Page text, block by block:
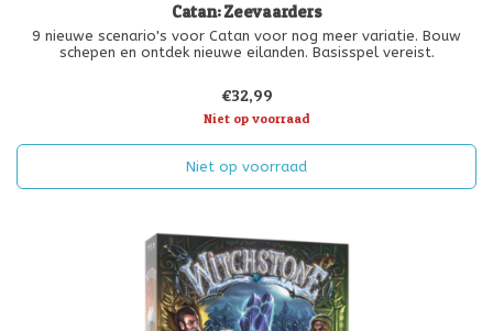
Catan: Zeevaarders
9 nieuwe scenario's voor Catan voor nog meer variatie. Bouw
schepen en ontdek nieuwe eilanden. Basisspel vereist.
€32,99
Niet op voorraad
Niet op voorraad